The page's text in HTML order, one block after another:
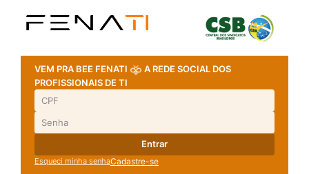
VEM PRA BEE FENATI
A REDE SOCIAL DOS
PROFISSIONAIS DE TI
Entrar
Esqueci minha senhaCadastre-se